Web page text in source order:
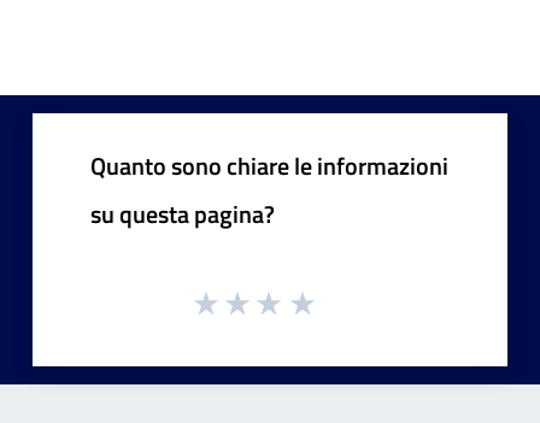
Quanto sono chiare le informazioni
su questa pagina?